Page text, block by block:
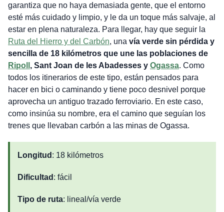
garantiza que no haya demasiada gente, que el entorno
esté más cuidado y limpio, y le da un toque más salvaje, al
estar en plena naturaleza. Para llegar, hay que seguir la
Ruta del Hierro y del Carbón, una vía verde sin pérdida y
sencilla de 18 kilómetros que une las poblaciones de
Ripoll , Sant Joan de les Abadesses y Ogassa. Como
todos los itinerarios de este tipo, están pensados para
hacer en bici o caminando y tiene poco desnivel porque
aprovecha un antiguo trazado ferroviario. En este caso,
como insinúa su nombre, era el camino que seguían los
trenes que llevaban carbón a las minas de Ogassa.
Longitud : 18 kilómetros
Dificultad : fácil
Tipo de ruta: lineal/vía verde